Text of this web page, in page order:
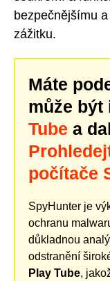
bezpečnějšímu
zážitku.
Máte
může být
Tube a
počítače
SpyHunter je
ochranu
důkladnou
odstranění
Play Tube,